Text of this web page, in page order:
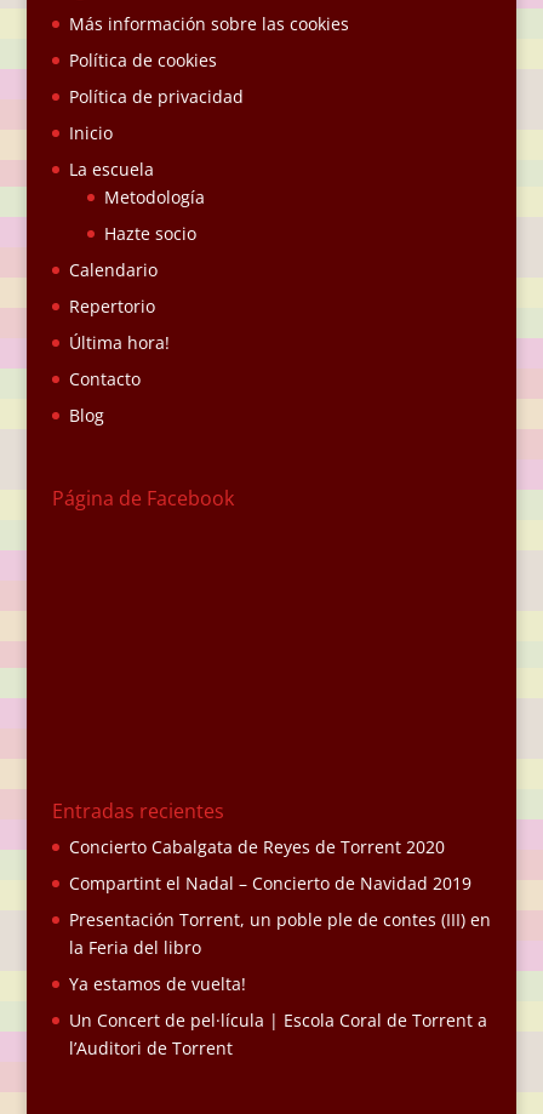
Más información sobre las cookies
Política de cookies
Política de privacidad
Inicio
La escuela
Metodología
Hazte socio
Calendario
Repertorio
Última hora!
Contacto
Blog
Página de Facebook
Entradas recientes
Concierto Cabalgata de Reyes de Torrent 2020
Compartint el Nadal – Concierto de Navidad 2019
Presentación Torrent, un poble ple de contes (III) en
la Feria del libro
Ya estamos de vuelta!
Un Concert de pel·lícula | Escola Coral de Torrent a
l’Auditori de Torrent